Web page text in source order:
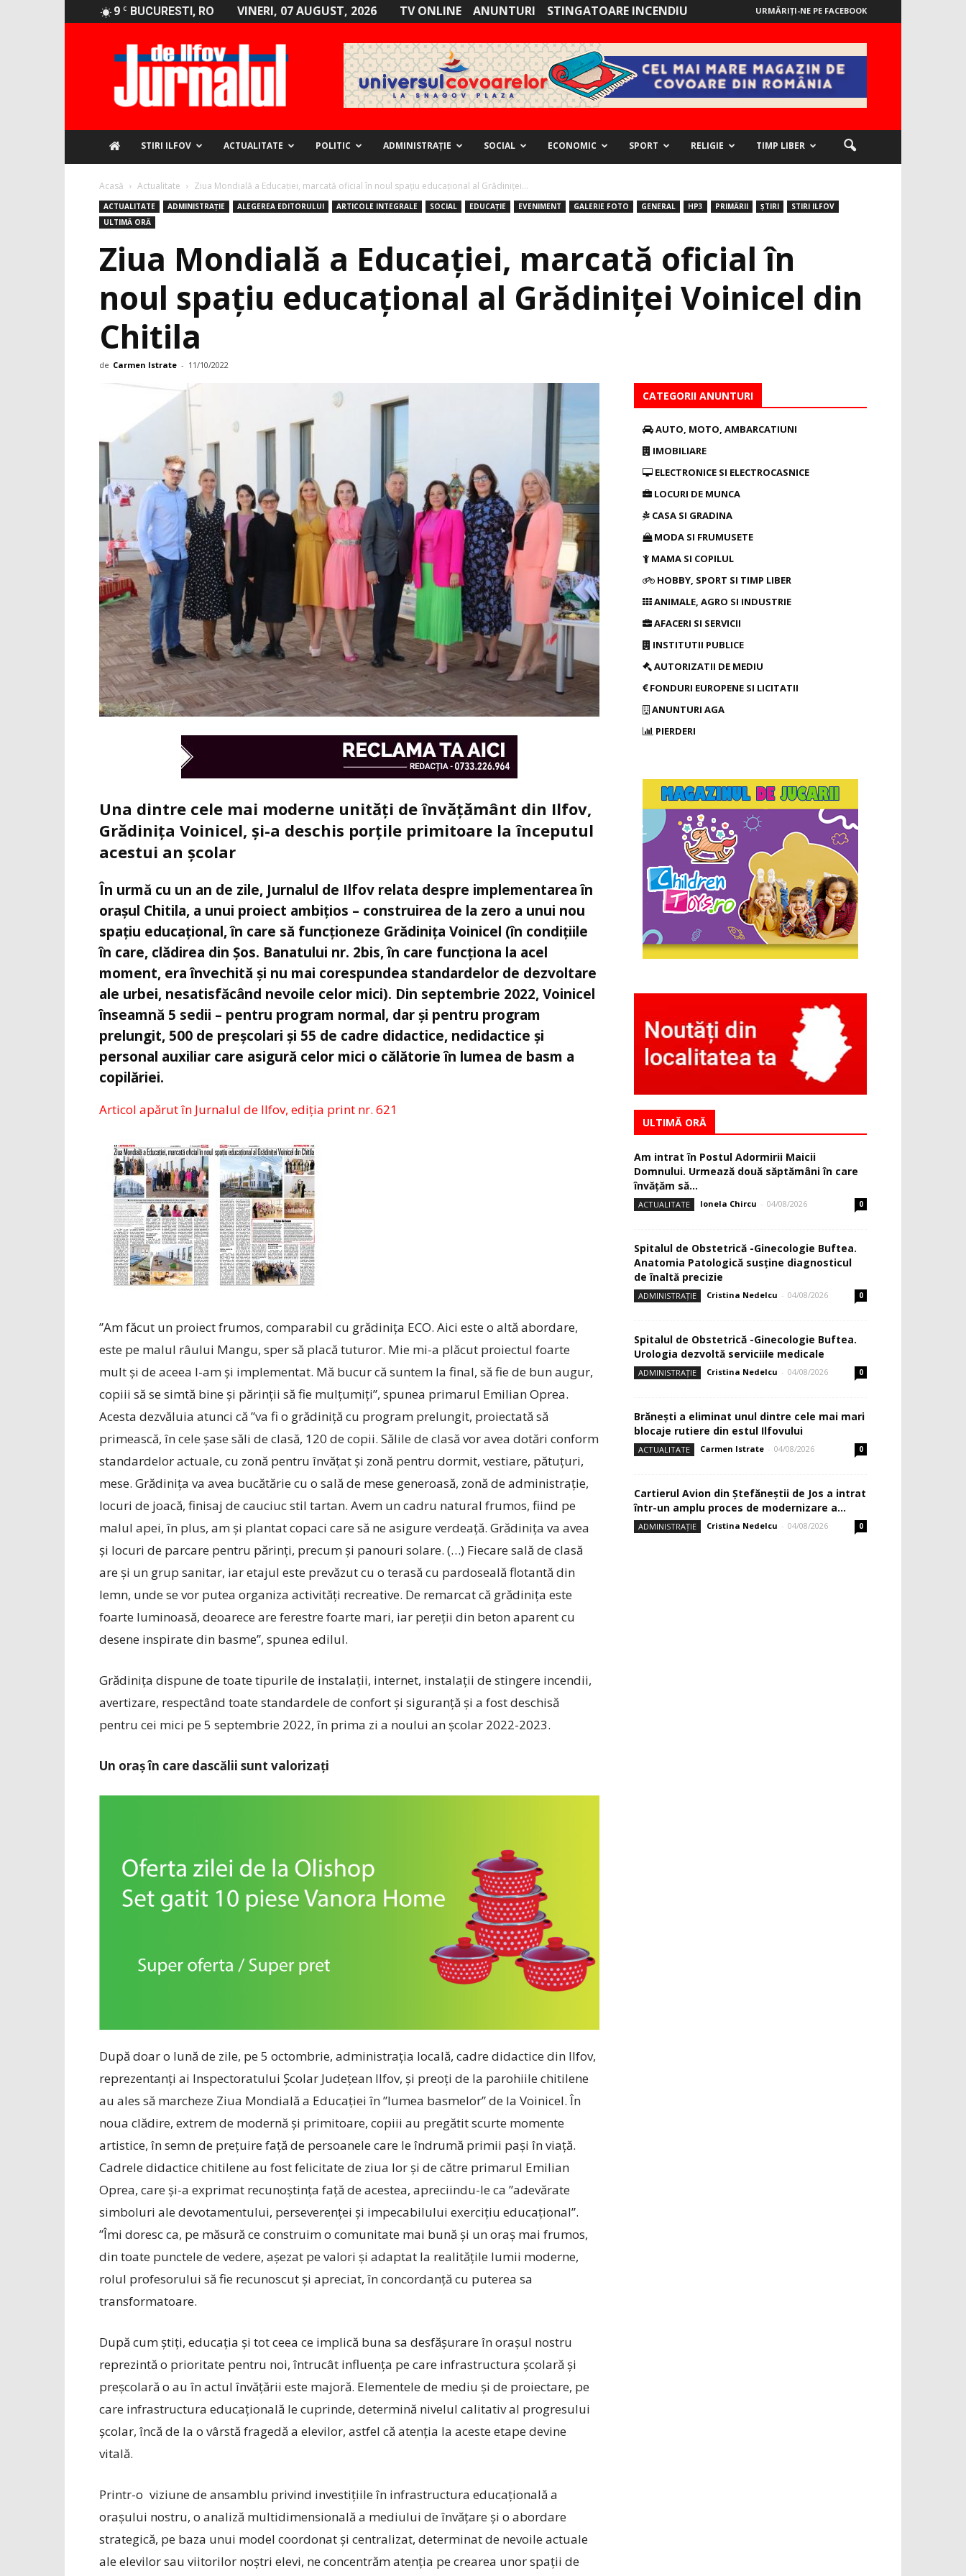
9 C BUCURESTI, RO VINERI, 07 AUGUST, 2026 TV ONLINE ANUNTURI STINGATOARE INCENDIU URMĂRIȚI-NE PE FACEBOOK
STIRI ILFOV ACTUALITATE POLITIC ADMINISTRAȚIE SOCIAL ECONOMIC SPORT RELIGIE TIMP LIBER
Acasă Actualitate Ziua Mondială a Educației, marcată oficial în noul spațiu educațional al Grădiniței...
ACTUALITATE ADMINISTRAȚIE ALEGEREA EDITORULUI ARTICOLE INTEGRALE SOCIAL EDUCAȚIE EVENIMENT GALERIE FOTO GENERAL HP3 PRIMĂRII ȘTIRI
STIRI ILFOV
ULTIMĂ ORĂ
Ziua Mondială a Educației, marcată oficial în
noul spațiu educațional al Grădiniței Voinicel din
Chitila
de Carmen Istrate - 11/10/2022
Una dintre cele mai moderne unități de învățământ din Ilfov,
Grădinița Voinicel, și-a deschis porțile primitoare la începutul
acestui an școlar
În urmă cu un an de zile, Jurnalul de Ilfov relata despre implementarea în
orașul Chitila, a unui proiect ambițios – construirea de la zero a unui nou
spațiu educațional, în care să funcționeze Grădinița Voinicel (în condițiile
în care, clădirea din Șos. Banatului nr. 2bis, în care funcționa la acel
moment, era învechită și nu mai corespundea standardelor de dezvoltare
ale urbei, nesatisfăcând nevoile celor mici). Din septembrie 2022, Voinicel
înseamnă 5 sedii – pentru program normal, dar și pentru program
prelungit, 500 de preșcolari și 55 de cadre didactice, nedidactice și
personal auxiliar care asigură celor mici o călătorie în lumea de basm a
copilăriei.
Articol apărut în Jurnalul de Ilfov, ediția print nr. 621
”Am făcut un proiect frumos, comparabil cu grădinița ECO. Aici este o altă abordare,
este pe malul râului Mangu, sper să placă tuturor. Mie mi-a plăcut proiectul foarte
mult și de aceea l-am și implementat. Mă bucur că suntem la final, să fie de bun augur,
copiii să se simtă bine și părinții să fie mulțumiți”, spunea primarul Emilian Oprea.
Acesta dezvăluia atunci că ”va fi o grădiniță cu program prelungit, proiectată să
primească, în cele șase săli de clasă, 120 de copii. Sălile de clasă vor avea dotări conform
standardelor actuale, cu zonă pentru învățat și zonă pentru dormit, vestiare, pătuțuri,
mese. Grădinița va avea bucătărie cu o sală de mese generoasă, zonă de administrație,
locuri de joacă, finisaj de cauciuc stil tartan. Avem un cadru natural frumos, fiind pe
malul apei, în plus, am și plantat copaci care să ne asigure verdeață. Grădinița va avea
și locuri de parcare pentru părinți, precum și panouri solare. (…) Fiecare sală de clasă
are și un grup sanitar, iar etajul este prevăzut cu o terasă cu pardoseală flotantă din
lemn, unde se vor putea organiza activități recreative. De remarcat că grădinița este
foarte luminoasă, deoarece are ferestre foarte mari, iar pereții din beton aparent cu
desene inspirate din basme”, spunea edilul.
Grădinița dispune de toate tipurile de instalații, internet, instalații de stingere incendii,
avertizare, respectând toate standardele de confort și siguranță și a fost deschisă
pentru cei mici pe 5 septembrie 2022, în prima zi a noului an școlar 2022-2023.
Un oraș în care dascălii sunt valorizați
După doar o lună de zile, pe 5 octombrie, administrația locală, cadre didactice din Ilfov,
reprezentanți ai Inspectoratului Școlar Județean Ilfov, și preoți de la parohiile chitilene
au ales să marcheze Ziua Mondială a Educației în ”lumea basmelor” de la Voinicel. În
noua clădire, extrem de modernă și primitoare, copiii au pregătit scurte momente
artistice, în semn de prețuire față de persoanele care le îndrumă primii pași în viață.
Cadrele didactice chitilene au fost felicitate de ziua lor și de către primarul Emilian
Oprea, care și-a exprimat recunoștința față de acestea, apreciindu-le ca ”adevărate
simboluri ale devotamentului, perseverenței și impecabilului exercițiu educațional”.
”Îmi doresc ca, pe măsură ce construim o comunitate mai bună și un oraș mai frumos,
din toate punctele de vedere, așezat pe valori și adaptat la realitățile lumii moderne,
rolul profesorului să fie recunoscut și apreciat, în concordanță cu puterea sa
transformatoare.
După cum știți, edu­cația și tot ceea ce implică buna sa desfășurare în orașul nostru
reprezintă o prioritate pentru noi, întrucât influența pe care infrastructura școlară și
preșcolară o au în actul învățării este majoră. Elementele de mediu și de proiectare, pe
care infrastructura educațională le cuprinde, determină nivelul calitativ al progresului
școlar, încă de la o vârstă fragedă a elevilor, astfel că atenția la aceste etape devine
vitală.
Printr-o viziune de ansamblu privind investițiile în infrastructura educațională a
orașului nostru, o analiză multidimensională a mediului de învățare și o abordare
strategică, pe baza unui model coordonat și centralizat, determinat de nevoile actuale
ale elevilor sau viitorilor noștri elevi, ne concentrăm atenția pe crearea unor spații de
CATEGORII ANUNTURI
AUTO, MOTO, AMBARCATIUNI
IMOBILIARE
ELECTRONICE SI ELECTROCASNICE
LOCURI DE MUNCA
CASA SI GRADINA
MODA SI FRUMUSETE
MAMA SI COPILUL
HOBBY, SPORT SI TIMP LIBER
ANIMALE, AGRO SI INDUSTRIE
AFACERI SI SERVICII
INSTITUTII PUBLICE
AUTORIZATII DE MEDIU
FONDURI EUROPENE SI LICITATII
ANUNTURI AGA
PIERDERI
ULTIMĂ ORĂ
Am intrat în Postul Adormirii Maicii
Domnului. Urmează două săptămâni în care
învăţăm să...
ACTUALITATE Ionela Chircu - 04/08/2026 0
Spitalul de Obstetrică -Ginecologie Buftea.
Anatomia Patologică susţine diagnosticul
de înaltă precizie
ADMINISTRAȚIE Cristina Nedelcu - 04/08/2026 0
Spitalul de Obstetrică -Ginecologie Buftea.
Urologia dezvoltă serviciile medicale
ADMINISTRAȚIE Cristina Nedelcu - 04/08/2026 0
Brănești a eliminat unul dintre cele mai mari
blocaje rutiere din estul Ilfovului
ACTUALITATE Carmen Istrate - 04/08/2026 0
Cartierul Avion din Ştefăneştii de Jos a intrat
într-un amplu proces de modernizare a...
ADMINISTRAȚIE Cristina Nedelcu - 04/08/2026 0